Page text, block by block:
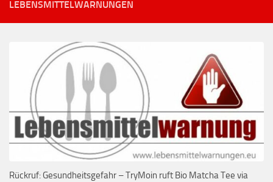
LEBENSMITTELWARNUNGEN
Rückruf: Gesundheitsgefahr – TryMoin ruft Bio Matcha Tee via